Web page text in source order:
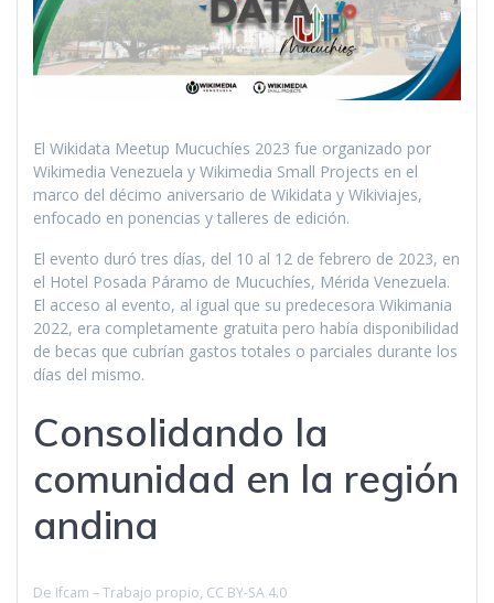
El Wikidata Meetup Mucuchíes 2023 fue organizado por
Wikimedia Venezuela y Wikimedia Small Projects en el
marco del décimo aniversario de Wikidata y Wikiviajes,
enfocado en ponencias y talleres de edición.
El evento duró tres días, del 10 al 12 de febrero de 2023, en
el Hotel Posada Páramo de Mucuchíes, Mérida Venezuela.
El acceso al evento, al igual que su predecesora Wikimania
2022, era completamente gratuita pero había disponibilidad
de becas que cubrían gastos totales o parciales durante los
días del mismo.
Consolidando la
comunidad en la región
andina
De Ifcam – Trabajo propio, CC BY-SA 4.0